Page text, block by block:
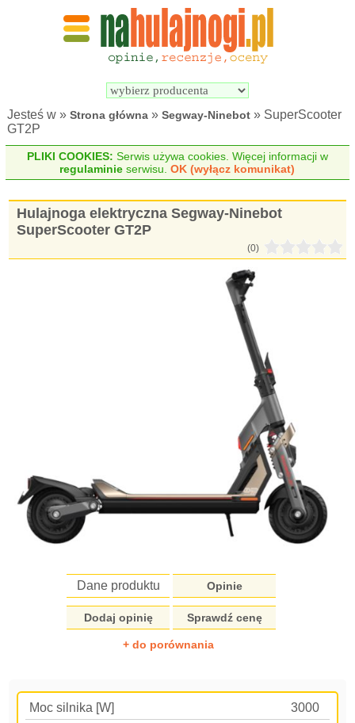
Wyszukiwarka
elektrycznych
Jesteś w »Strona główna »Segway-Ninebot » SuperScooter
GT2P
PLIKI COOKIES: Serwis używa cookies. Więcej informacji w
regulaminie serwisu.OK (wyłącz komunikat)
Hulajnoga elektryczna Segway-Ninebot
SuperScooter GT2P
(0)
Dane produktu Opinie
Dodaj opinię Sprawdź cenę
+ do porównania
Moc silnika [W]
3000